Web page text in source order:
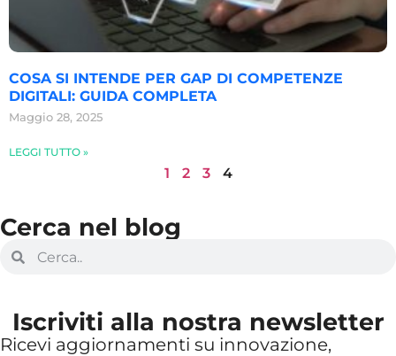
COSA SI INTENDE PER GAP DI COMPETENZE
DIGITALI: GUIDA COMPLETA
Maggio 28, 2025
LEGGI TUTTO »
1 2 3 4
Cerca nel blog
Iscriviti alla nostra newsletter
Ricevi aggiornamenti su innovazione,